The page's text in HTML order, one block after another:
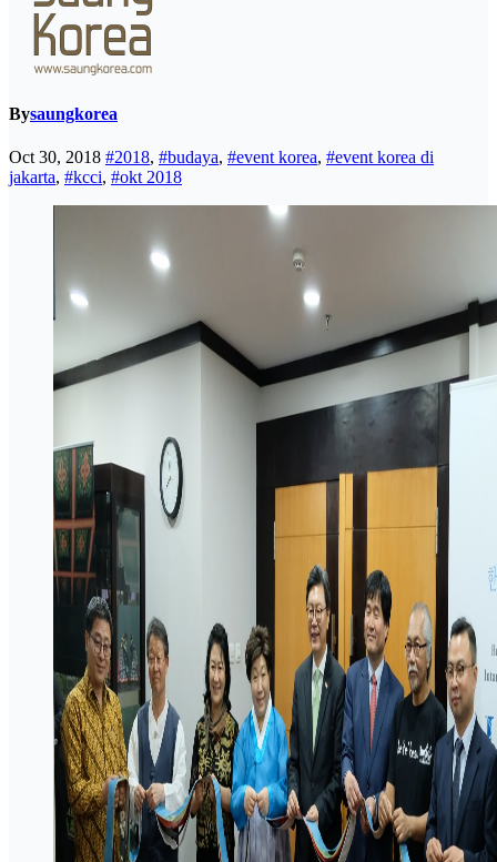
Bysaungkorea
Oct 30, 2018 #2018, #budaya, #event korea, #event korea di
jakarta, #kcci, #okt 2018